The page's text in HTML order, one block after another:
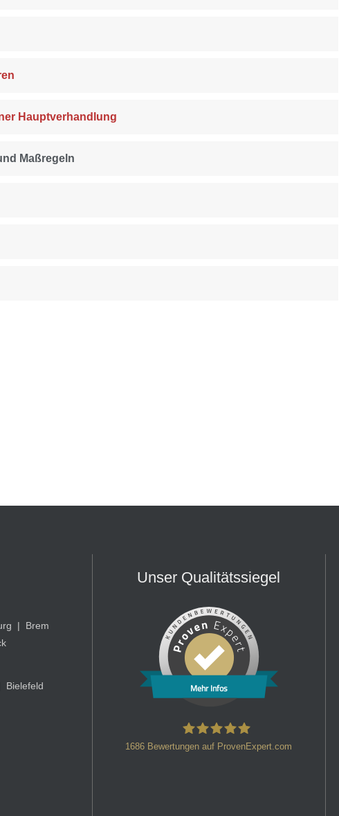
Hauptverhandlung
Maßregeln
|
Brem
Bielefeld
Unser Qualitätssiegel
Mehr Infos
1686 Bewertungen auf ProvenExpert.com